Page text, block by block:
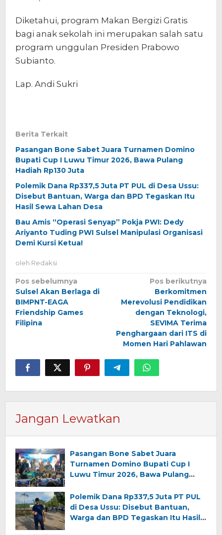
Diketahui, program Makan Bergizi Gratis
bagi anak sekolah ini merupakan salah satu
program unggulan Presiden Prabowo
Subianto.
Lap. Andi Sukri
Berita Terkait
Pasangan Bone Sabet Juara Turnamen Domino
Bupati Cup I Luwu Timur 2026, Bawa Pulang
Hadiah Rp130 Juta
Polemik Dana Rp337,5 Juta PT PUL di Desa Ussu:
Disebut Bantuan, Warga dan BPD Tegaskan Itu
Hasil Sewa Lahan Desa
Bau Amis “Operasi Senyap” Pokja PWI: Dedy
Ariyanto Tuding PWI Sulsel Manipulasi Organisasi
Demi Kursi Ketua!
oleh Redaksi
Navigasi
pos
Pos sebelumnya
Sulsel Akan Berlaga di
BIMPNT-EAGA
Friendship Games
Filipina
Pos berikutnya
Berkomitmen
Merevolusi Pendidikan
dengan Teknologi,
SEVIMA Terima
Penghargaan dari ITS di
Momen Hari Pahlawan
Jangan Lewatkan
Pasangan Bone Sabet Juara
Turnamen Domino Bupati Cup I
Luwu Timur 2026, Bawa Pulang
Polemik Dana Rp337,5 Juta PT PUL
di Desa Ussu: Disebut Bantuan,
Warga dan BPD Tegaskan Itu Hasil